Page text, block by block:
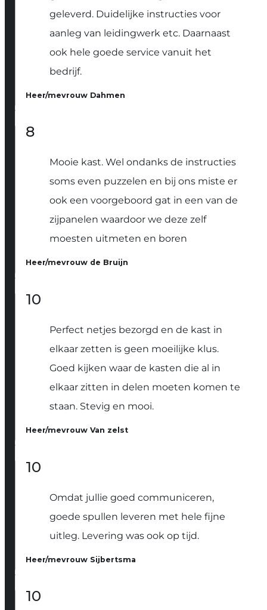
geleverd. Duidelijke instructies voor
aanleg van leidingwerk etc. Daarnaast
ook hele goede service vanuit het
bedrijf.
Heer/mevrouw Dahmen
8
Mooie kast. Wel ondanks de instructies
soms even puzzelen en bij ons miste er
ook een voorgeboord gat in een van de
zijpanelen waardoor we deze zelf
moesten uitmeten en boren
Heer/mevrouw de Bruijn
10
Perfect netjes bezorgd en de kast in
elkaar zetten is geen moeilijke klus.
Goed kijken waar de kasten die al in
elkaar zitten in delen moeten komen te
staan. Stevig en mooi.
Heer/mevrouw Van zelst
10
Omdat jullie goed communiceren,
goede spullen leveren met hele fijne
uitleg. Levering was ook op tijd.
Heer/mevrouw Sijbertsma
10